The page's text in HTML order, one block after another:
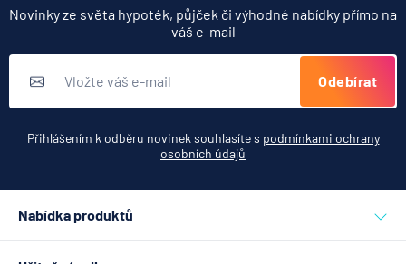
Jak dnes vykládat výsledky
zátěžových testů ČNB
Zobrazit všechny články
Novinky ze světa hypoték, půjček či výhodné nabídky přímo na
váš e-mail
Odebírat
Přihlášením k odběru novinek souhlasíte s podmínkami ochrany
osobních údajů
Nabídka produktů